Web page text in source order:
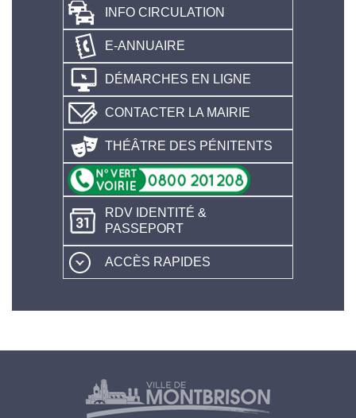
INFO CIRCULATION
E-ANNUAIRE
DÉMARCHES EN LIGNE
CONTACTER LA MAIRIE
THÉÂTRE DES PÉNITENTS
RDV IDENTITÉ &
PASSEPORT
ACCÈS RAPIDES